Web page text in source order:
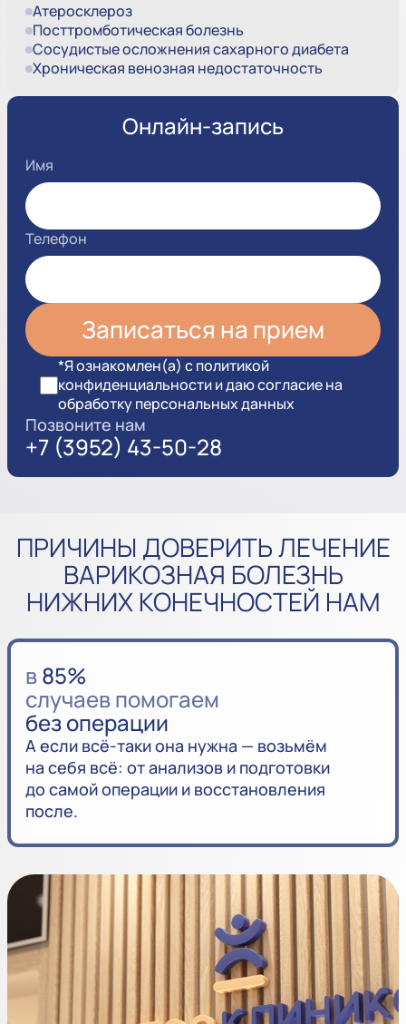
Атеросклероз
Посттромботическая болезнь
Сосудистые осложнения сахарного диабета
Хроническая венозная недостаточность
Онлайн-запись
Имя
Телефон
*Я ознакомлен(а) с политикой
конфиденциальности и даю согласие на
обработку персональных данных
Позвоните нам
+7 (3952) 43-50-28
ПРИЧИНЫ ДОВЕРИТЬ ЛЕЧЕНИЕ
ВАРИКОЗНАЯ БОЛЕЗНЬ
НИЖНИХ КОНЕЧНОСТЕЙ НАМ
в85%
случаев помогаем
без операции
А если всё-таки она нужна — возьмём
на себя всё: от анализов и подготовки
до самой операции и восстановления
после.